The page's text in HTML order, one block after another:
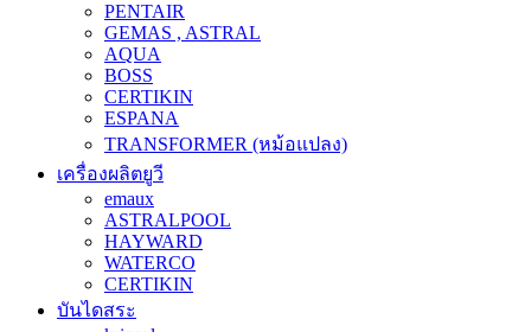
PENTAIR
GEMAS , ASTRAL
AQUA
BOSS
CERTIKIN
ESPANA
TRANSFORMER (หม้อแปลง)
เครื่องผลิตยูวี
emaux
ASTRALPOOL
HAYWARD
WATERCO
CERTIKIN
บันไดสระ